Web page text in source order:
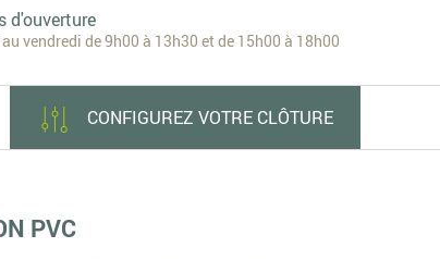
d'ouverture
vendredi de 9h00 à 13h30 et de 15h00 à 18h00
CONFIGUREZ VOTRE CLÔTURE
PVC